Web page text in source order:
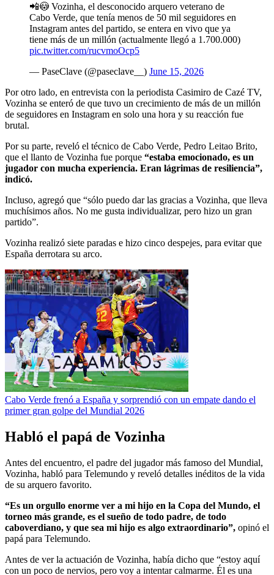
📲😳 Vozinha, el desconocido arquero veterano de
Cabo Verde, que tenía menos de 50 mil seguidores en
Instagram antes del partido, se entera en vivo que ya
tiene más de un millón (actualmente llegó a 1.700.000)
pic.twitter.com/rucvmoOcp5
— PaseClave (@paseclave__) June 15, 2026
Por otro lado, en entrevista con la periodista Casimiro de Cazé TV,
Vozinha se enteró de que tuvo un crecimiento de más de un millón
de seguidores en Instagram en solo una hora y su reacción fue
brutal.
Por su parte, reveló el técnico de Cabo Verde, Pedro Leitao Brito,
que el llanto de Vozinha fue porque “estaba emocionado, es un
jugador con mucha experiencia. Eran lágrimas de resiliencia”,
indicó.
Incluso, agregó que “sólo puedo dar las gracias a Vozinha, que lleva
muchísimos años. No me gusta individualizar, pero hizo un gran
partido”.
Vozinha realizó siete paradas e hizo cinco despejes, para evitar que
España derrotara su arco.
Cabo Verde frenó a España y sorprendió con un empate dando el
primer gran golpe del Mundial 2026
Habló el papá de Vozinha
Antes del encuentro, el padre del jugador más famoso del Mundial,
Vozinha, habló para Telemundo y reveló detalles inéditos de la vida
de su arquero favorito.
“Es un orgullo enorme ver a mi hijo en la Copa del Mundo, el
torneo más grande, es el sueño de todo padre, de todo
caboverdiano, y que sea mi hijo es algo extraordinario”, opinó el
papá para Telemundo.
Antes de ver la actuación de Vozinha, había dicho que “estoy aquí
con un poco de nervios, pero voy a intentar calmarme. Él es una